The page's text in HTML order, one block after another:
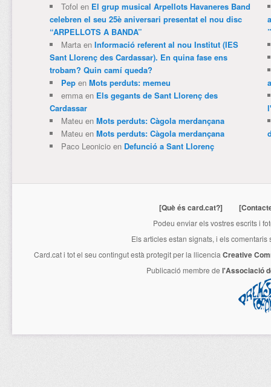
Tofol en El grup musical Arpellots Havaneres Band
celebren el seu 25è aniversari presentat el nou disc
“ARPELLOTS A BANDA”
Martaen Informació referent al nou Institut (IES
Sant Llorenç des Cardassar). En quina fase ens
trobam? Quin camí queda?
Pepen Mots perduts: memeu
emmaen Els gegants de Sant Llorenç des
Cardassar
Mateuen Mots perduts: Càgola merdançana
Mateuen Mots perduts: Càgola merdançana
Paco Leonicioen Defunció a Sant Llorenç
”
[Què és card.cat?]
Podeu enviar els vostres escrits i
Els articles estan signats, i els
Card.cati tot el seu contingut està protegit per la llicencia Creative
Publicació membre de l'Associació